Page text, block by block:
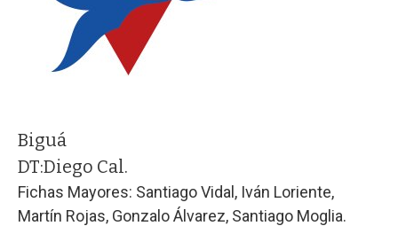
Biguá
DT:Diego Cal.
Fichas Mayores: Santiago Vidal, Iván Loriente,
Martín Rojas, Gonzalo Álvarez, Santiago Moglia.